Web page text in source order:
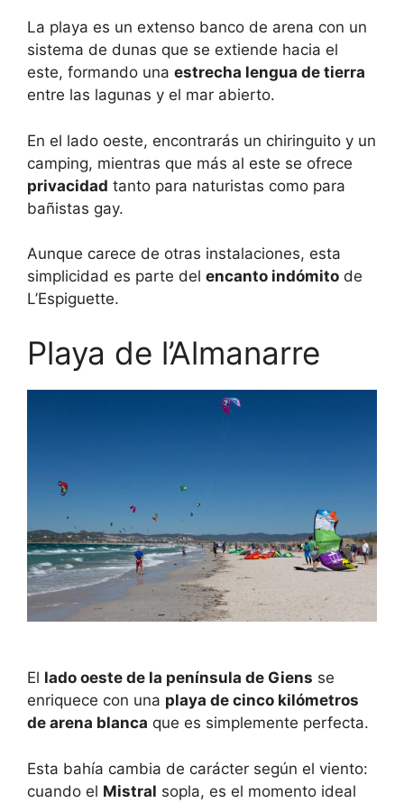
La playa es un extenso banco de arena con un
sistema de dunas que se extiende hacia el
este, formando una estrecha lengua de tierra
entre las lagunas y el mar abierto.
En el lado oeste, encontrarás un chiringuito y un
camping, mientras que más al este se ofrece
privacidad tanto para naturistas como para
bañistas gay.
Aunque carece de otras instalaciones, esta
simplicidad es parte del encanto indómito de
L’Espiguette.
Playa de l’Almanarre
El lado oeste de la península de Giens se
enriquece con una playa de cinco kilómetros
de arena blanca que es simplemente perfecta.
Esta bahía cambia de carácter según el viento:
cuando el Mistral sopla, es el momento ideal